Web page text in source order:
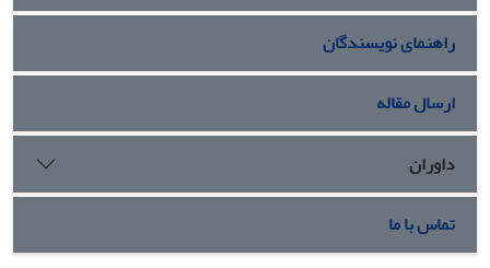
راهنمای نویسندگان
ارسال مقاله
داوران
تماس با ما